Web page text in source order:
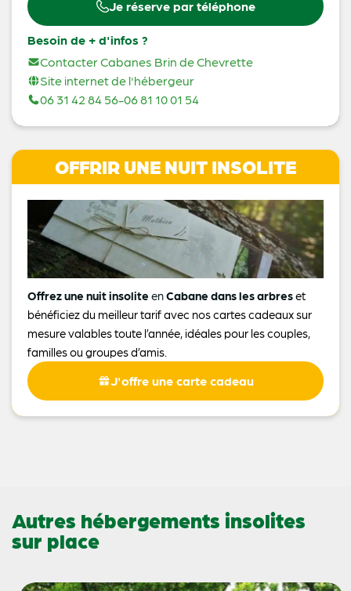
Je réserve par téléphone
Besoin de + d'infos ?
Contacter Cabanes Brin de Chevrette
Site internet de l'hébergeur
06 31 42 84 56-06 81 10 01 54
OFFRIR UNE NUIT INSOLITE
Offrez une nuit insolite enCabane dans les arbreset
bénéficiez du meilleur tarif avec nos cartes cadeaux sur
mesure valables toute l’année, idéales pour les couples,
familles ou groupes d’amis.
J'offre une carte cadeau
Autres hébergements insolites
sur place